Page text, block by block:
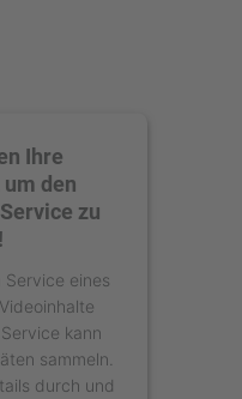
Ihre
den
zu
eines
kann
sammeln.
durch und